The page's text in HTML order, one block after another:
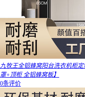
九牧王全铝蜂窝阳台洗衣机柜
罩+顶柜 全铝蜂窝板】
0条评价